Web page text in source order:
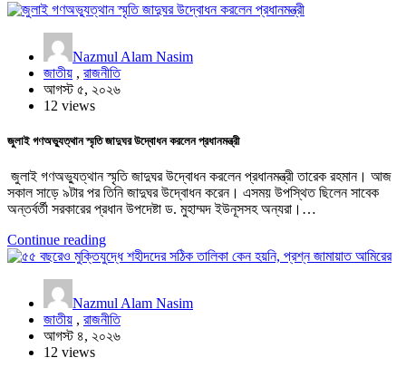
Nazmul Alam Nasim
জাতীয় , রাজনীতি
আগস্ট ৫, ২০২৬
12 views
জুলাই গণঅভ্যুত্থান স্মৃতি জাদুঘর উদ্বোধন করলেন প্রধানমন্ত্রী
জুলাই গণঅভ্যুত্থান স্মৃতি জাদুঘর উদ্বোধন করলেন প্রধানমন্ত্রী তারেক রহমান। আজ
সকাল সাড়ে ৯টার পর তিনি জাদুঘর উদ্বোধন করেন। এসময় উপস্থিত ছিলেন সাবেক
অন্তর্বর্তী সরকারের প্রধান উপদেষ্টা ড. মুহাম্মদ ইউনূসসহ অন্যরা।…
Continue reading
Nazmul Alam Nasim
জাতীয় , রাজনীতি
আগস্ট ৪, ২০২৬
12 views